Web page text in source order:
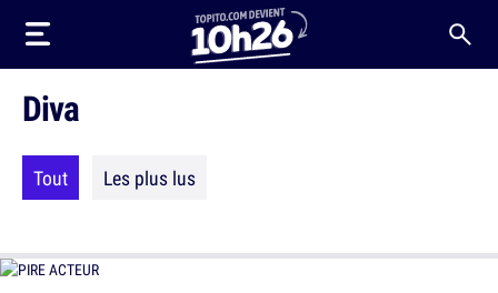
Diva
Tout Les plus lus